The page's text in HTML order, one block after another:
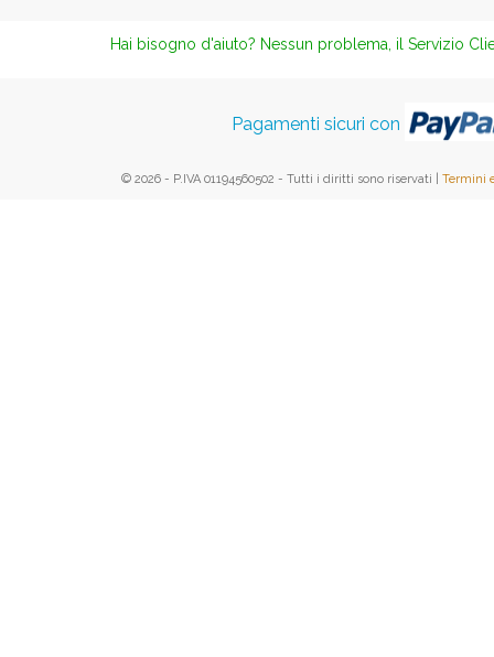
Hai bisogno d'aiuto? Nessun problema, il Servizio
Pagamenti sicuri con
© 2026 - P.IVA 01194560502 - Tutti i diritti sono riservati | Termini